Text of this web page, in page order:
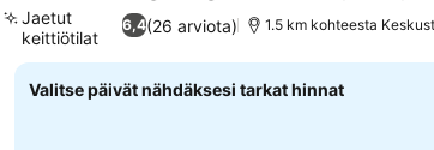
6,4(26 arviota)
Jaetut
keittiötilat
1.5 km kohteesta
Valitse päivät nähdäksesi tarkat hinnat